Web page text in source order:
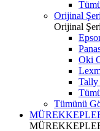
Orijinal
Orijinal
Oki
Tally
Tümünü